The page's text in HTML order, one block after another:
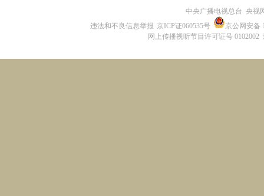
中央广播电视总台 央视
违法和不良信息举报 京ICP证060535号
京公网安备
网上传播视听节目许可证号 0102002